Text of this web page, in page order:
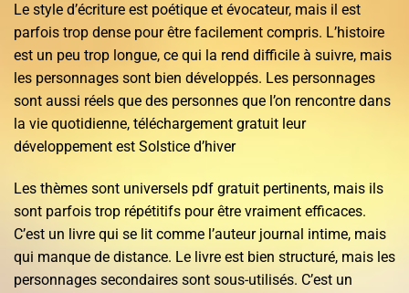
Le style d’écriture est poétique et évocateur, mais il est
parfois trop dense pour être facilement compris. L’histoire
est un peu trop longue, ce qui la rend difficile à suivre, mais
les personnages sont bien développés. Les personnages
sont aussi réels que des personnes que l’on rencontre dans
la vie quotidienne, téléchargement gratuit leur
développement est Solstice d’hiver
Les thèmes sont universels pdf gratuit pertinents, mais ils
sont parfois trop répétitifs pour être vraiment efficaces.
C’est un livre qui se lit comme l’auteur journal intime, mais
qui manque de distance. Le livre est bien structuré, mais les
personnages secondaires sont sous-utilisés. C’est un